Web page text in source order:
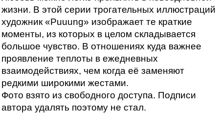
жизни. В этой серии трогательных иллюстраций
художник «Puuung» изображает те краткие
моменты, из которых в целом складывается
большое чувство. В отношениях куда важнее
проявление теплоты в ежедневных
взаимодействиях, чем когда её заменяют
редкими широкими жестами.
Фото взято из свободного доступа. Подписи
автора удалять поэтому не стал.